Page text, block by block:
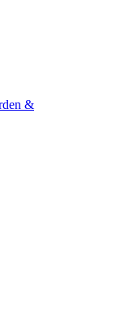
&